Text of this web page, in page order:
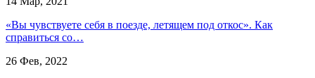
«Вы чувствуете себя в поезде, летящем под откос». Как
справиться со…
26 Фев, 2022